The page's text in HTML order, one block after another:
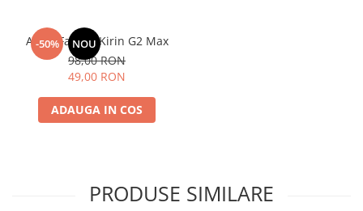
-50% NOU
Aripa Fata KuKirin G2 Max
98,00 RON
49,00 RON
ADAUGA IN COS
PRODUSE SIMILARE